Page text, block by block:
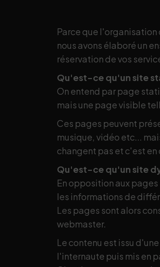
Parce que
nous avons élaboré un
réservation de vos
Qu'est-ce qu'un site
On entend par page
mais une page visible
Ces pages peuvent
musique, vidéo etc...
changent pas et c'est
Qu'est-ce qu'un site
En opposition aux
les informations de
Les pages sont alors
webmaster.
Le contenu est issu
l'internaute puis mis en